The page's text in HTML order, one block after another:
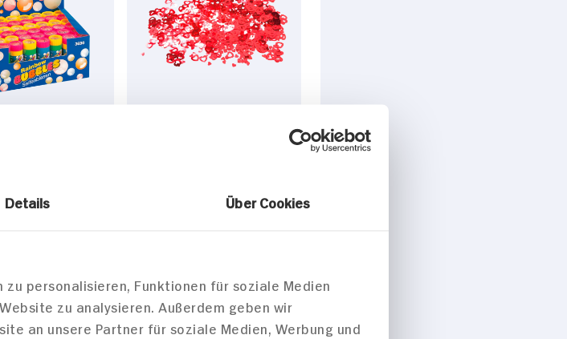
Details Über Cookies
personalisieren, Funktionen für soziale Medien
zu analysieren. Außerdem geben wir
an unsere Partner für soziale Medien, Werbung und
2.99